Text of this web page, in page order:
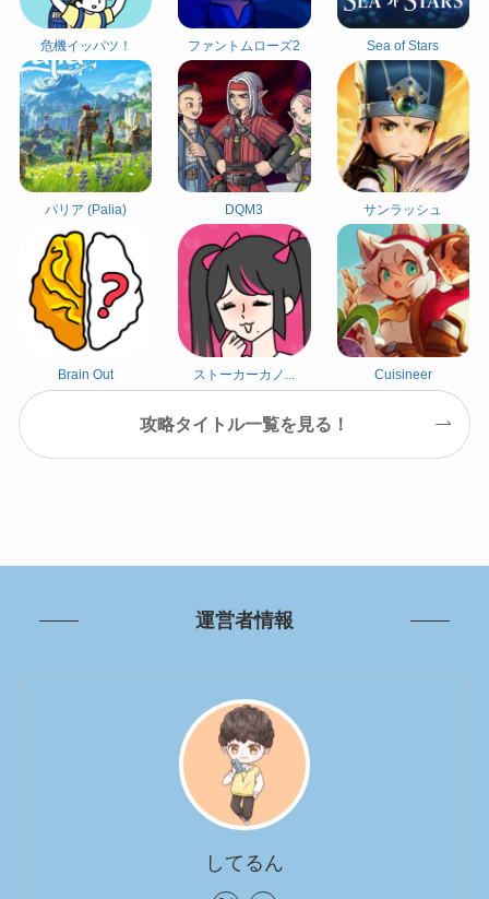
危機イッパツ！ ファントムローズ2 Sea of Stars
パリア (Palia) DQM3 サンラッシュ
Brain Out ストーカーカノ... Cuisineer
攻略タイトル一覧を見る！
運営者情報
してるん